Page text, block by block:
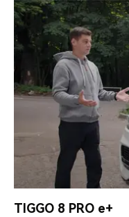
TIGGO 8 PRO e+